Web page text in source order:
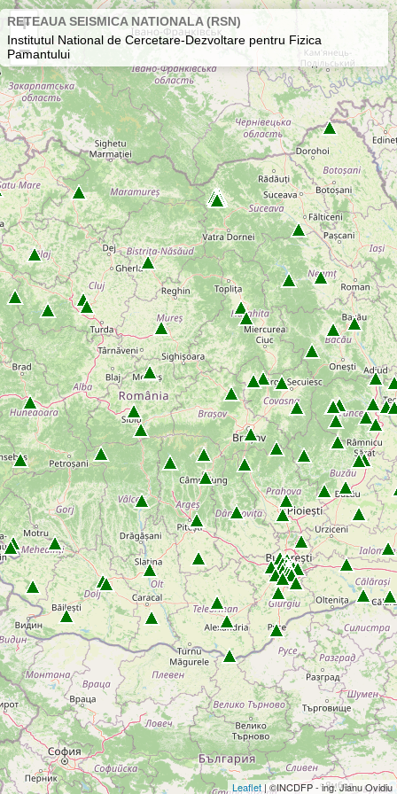
+
−
RETEAUA SEISMICA NATIONALA (RSN)
Institutul National de Cercetare-Dezvoltare pentru Fizica
Pamantului
Leaflet| ©INCDFP - ing. Jianu Ovidiu